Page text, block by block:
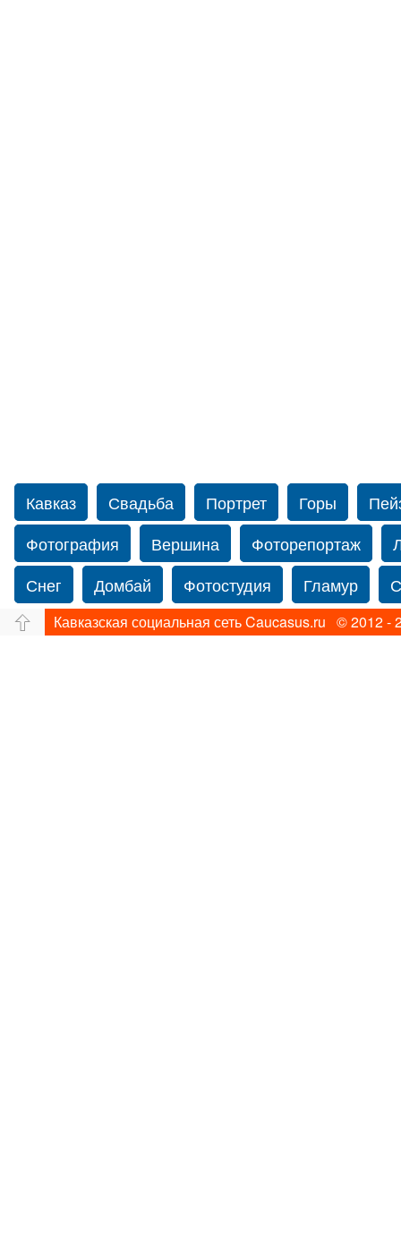
Кавказ Свадьба Портрет Горы
Фотография
Вершина Фоторепортаж
Снег
Домбай Фотостудия Гламур
Путешествие
Перевал Ущелье
Кавказская социальная сеть Caucasus.ru © 2012 -